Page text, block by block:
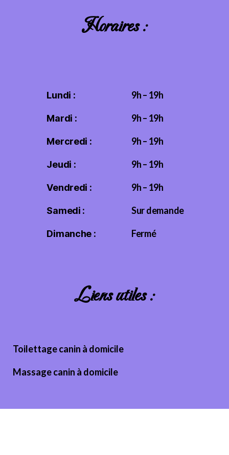
Horaires :
Lundi :
Mardi :
Mercredi :
Jeudi :
Vendredi :
Samedi :
Dimanche :
9h – 19h
9h – 19h
9h – 19h
9h – 19h
9h – 19h
Sur demande
Fermé
Liens utiles :
Toilettage canin à domicile
Massage canin à domicile